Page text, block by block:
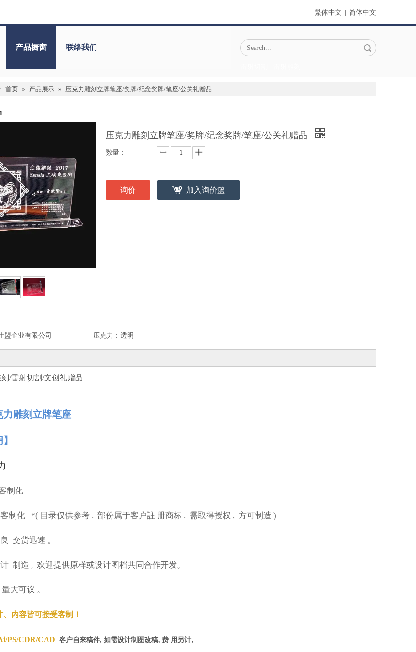
繁体中文 简体中文
产品橱窗 联络我们
首页 » 产品展示 » 压克力雕刻立牌笔座/奖牌/纪念奖牌/笔座/公关礼赠品
压克力雕刻立牌笔座/奖牌/纪念奖牌/笔座/公关礼赠品
数量：
询价 加入询价篮
盟企业有限公司 压克力： 透明
/雷射切割/文创礼赠品
力雕刻立牌笔座
制化
制化 *( 目录仅供参考 . 部份属于客户註 册商标 . 需取得授权 , 方可制造 )
交货迅速 。
制造 , 欢迎提供原样或设计图档共同合作开发。
量大可议 。
内容皆可接受客制！
PS/CDR/CAD 客户自来稿件, 如需设计制图改稿, 费 用另计。